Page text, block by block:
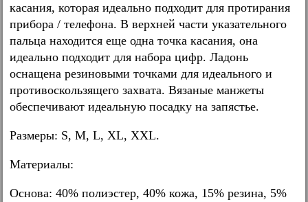
касания, которая идеально подходит для протирания
прибора / телефона. В верхней части указательного
пальца находится еще одна точка касания, она
идеально подходит для набора цифр. Ладонь
оснащена резиновыми точками для идеального и
противоскользящего захвата. Вязаные манжеты
обеспечивают идеальную посадку на запястье.
Размеры: S, M, L, XL, XXL.
Материалы:
Основа: 40% полиэстер, 40% кожа, 15% резина, 5%